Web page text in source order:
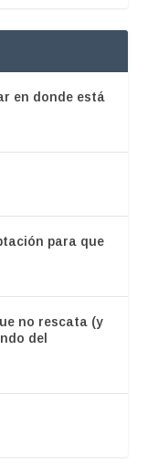
en donde está
para que
no rescata (y
del